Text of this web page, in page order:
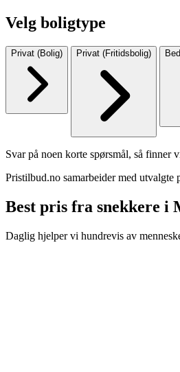
Velg boligtype
Privat (Bolig) Privat (Fritidsbolig)
Svar på noen korte spørsmål, så finner
Pristilbud.no samarbeider med utvalgte
Best pris fra snekkere i
Daglig hjelper vi hundrevis av